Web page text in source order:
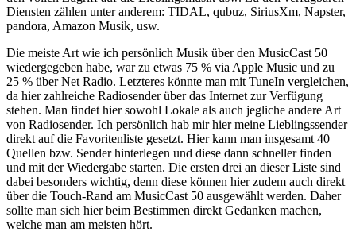
Diensten zählen unter anderem: TIDAL, qubuz, SiriusXm, Napster,
pandora, Amazon Musik, usw.
Die meiste Art wie ich persönlich Musik über den MusicCast 50
wiedergegeben habe, war zu etwas 75 % via Apple Music und zu
25 % über Net Radio. Letzteres könnte man mit TuneIn vergleichen,
da hier zahlreiche Radiosender über das Internet zur Verfügung
stehen. Man findet hier sowohl Lokale als auch jegliche andere Art
von Radiosender. Ich persönlich hab mir hier meine Lieblingssender
direkt auf die Favoritenliste gesetzt. Hier kann man insgesamt 40
Quellen bzw. Sender hinterlegen und diese dann schneller finden
und mit der Wiedergabe starten. Die ersten drei an dieser Liste sind
dabei besonders wichtig, denn diese können hier zudem auch direkt
über die Touch-Rand am MusicCast 50 ausgewählt werden. Daher
sollte man sich hier beim Bestimmen direkt Gedanken machen,
welche man am meisten hört.